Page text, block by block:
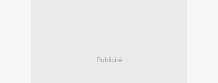
Publicité